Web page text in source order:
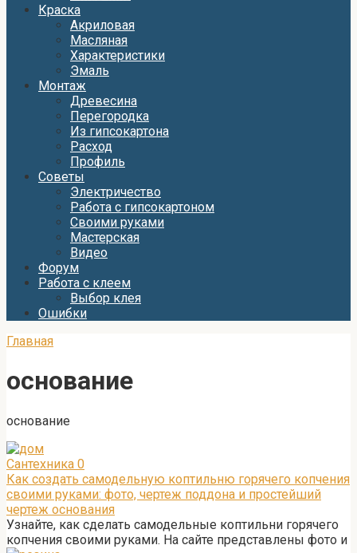
Краска
Акриловая
Масляная
Характеристики
Эмаль
Монтаж
Древесина
Перегородка
Из гипсокартона
Расход
Профиль
Советы
Электричество
Работа с гипсокартоном
Своими руками
Мастерская
Видео
Форум
Работа с клеем
Выбор клея
Ошибки
Главная
основание
основание
Сантехника 0
Как создать самодельную коптильню горячего копчения
своими руками: фото, чертеж поддона и простейший
чертеж основания
Узнайте, как сделать самодельные коптильни горячего
копчения своими руками. На сайте представлены фото и